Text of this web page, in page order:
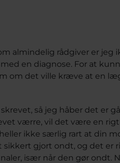
almindelig rådgiver er jeg
en diagnose. For at
om det ville kræve at en
så jeg håber det er
værre, vil det være en
ikke særlig rart at din
sikkert gjort ondt, og det er
især når den gør ondt.